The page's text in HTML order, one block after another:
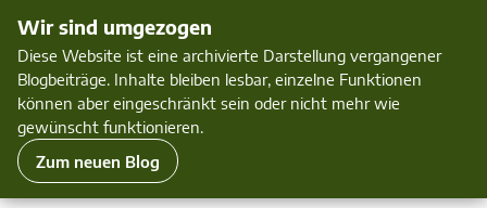
Wir sind umgezogen
Diese Website ist eine archivierte Darstellung vergangener
Blogbeiträge. Inhalte bleiben lesbar, einzelne Funktionen
können aber eingeschränkt sein oder nicht mehr wie
gewünscht funktionieren.
Zum neuen Blog